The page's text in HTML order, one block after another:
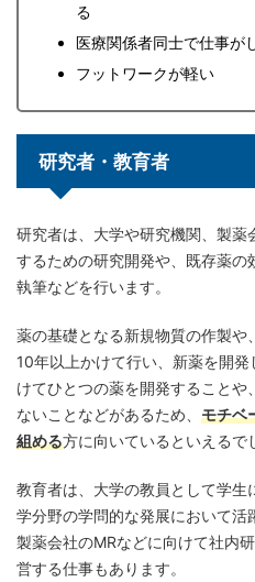
る
医療関係者同士で仕事が
フットワークが軽い
研究者・教育者
研究者は、大学や研究機関、製薬
するための研究開発や、既存薬の
執筆などを行います。
薬の基礎となる新規物質の作製や
10年以上かけて行い、新薬を開
けてひとつの薬を開発することや
ないことなどがあるため、 モチベ
組める方に向いているといえるで
教育者は、大学の教員として学
学分野の学問的な発展において活
製薬会社のMRなどに向けて社内
営する仕事もあります。